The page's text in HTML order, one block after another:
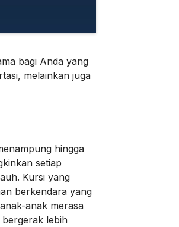
bagi Anda yang
melainkan juga
hingga
setiap
Kursi yang
berkendara yang
anak merasa
lebih